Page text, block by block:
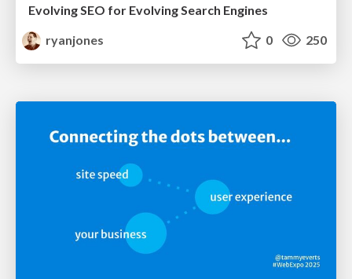
Evolving SEO for Evolving Search Engines
ryanjones
0 250